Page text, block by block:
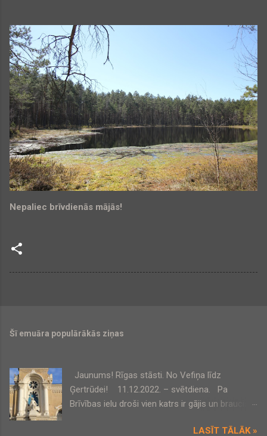
Nepaliec brīvdienās mājās!
Šī emuāra populārākās ziņas
Jaunums! Rīgas stāsti. No Vefiņa līdz
Ģertrūdei! 11.12.2022. – svētdiena. Pa
Brīvības ielu droši vien katrs ir gājis un braucis,
būs jaunums daudziem! VEF šķiet pazīstams
LASĪT TĀLĀK »